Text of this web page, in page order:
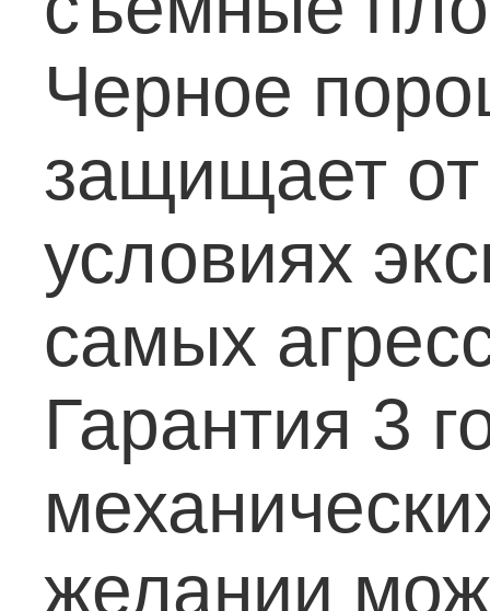
Черное
защищает
условиях
самых
Гарантия 3
желании